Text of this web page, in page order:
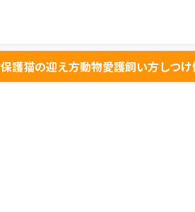
保護猫の迎え方動物愛護飼い方しつけ